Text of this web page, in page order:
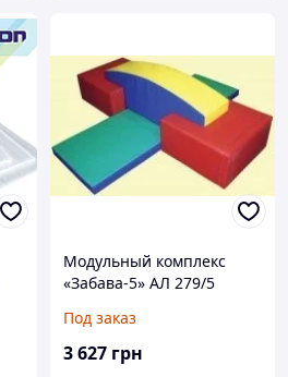
Модульный комплекс
«Забава-5» АЛ 279/5
Под заказ
3 627 грн